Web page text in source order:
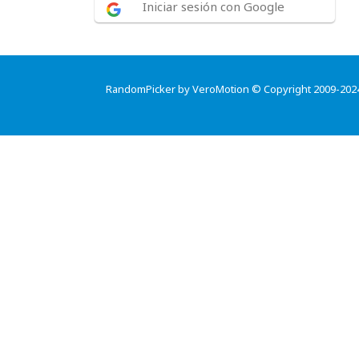
Iniciar sesión con Google
RandomPicker by VeroMotion © Copyright 2009-